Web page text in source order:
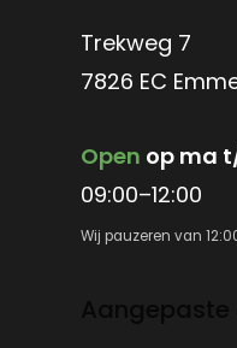
Trekweg 7
7826 EC
Open op ma
09:00–12:00
Wij pauzeren van